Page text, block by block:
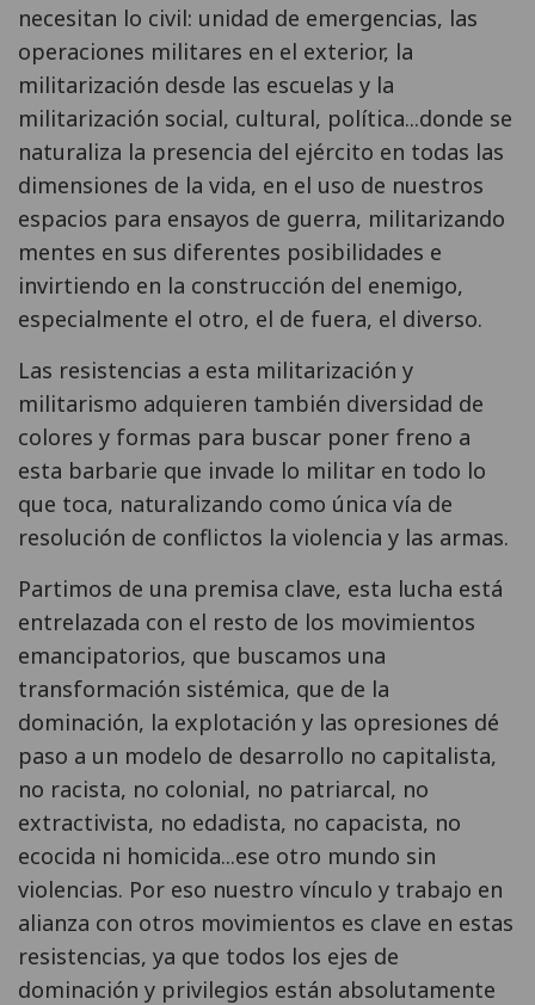
necesitan lo civil: unidad de emergencias, las
operaciones militares en el exterior, la
militarización desde las escuelas y la
militarización social, cultural, política...donde se
naturaliza la presencia del ejército en todas las
dimensiones de la vida, en el uso de nuestros
espacios para ensayos de guerra, militarizando
mentes en sus diferentes posibilidades e
invirtiendo en la construcción del enemigo,
especialmente el otro, el de fuera, el diverso.
Las resistencias a esta militarización y
militarismo adquieren también diversidad de
colores y formas para buscar poner freno a
esta barbarie que invade lo militar en todo lo
que toca, naturalizando como única vía de
resolución de conflictos la violencia y las armas.
Partimos de una premisa clave, esta lucha está
entrelazada con el resto de los movimientos
emancipatorios, que buscamos una
transformación sistémica, que de la
dominación, la explotación y las opresiones dé
paso a un modelo de desarrollo no capitalista,
no racista, no colonial, no patriarcal, no
extractivista, no edadista, no capacista, no
ecocida ni homicida...ese otro mundo sin
violencias. Por eso nuestro vínculo y trabajo en
alianza con otros movimientos es clave en estas
resistencias, ya que todos los ejes de
dominación y privilegios están absolutamente